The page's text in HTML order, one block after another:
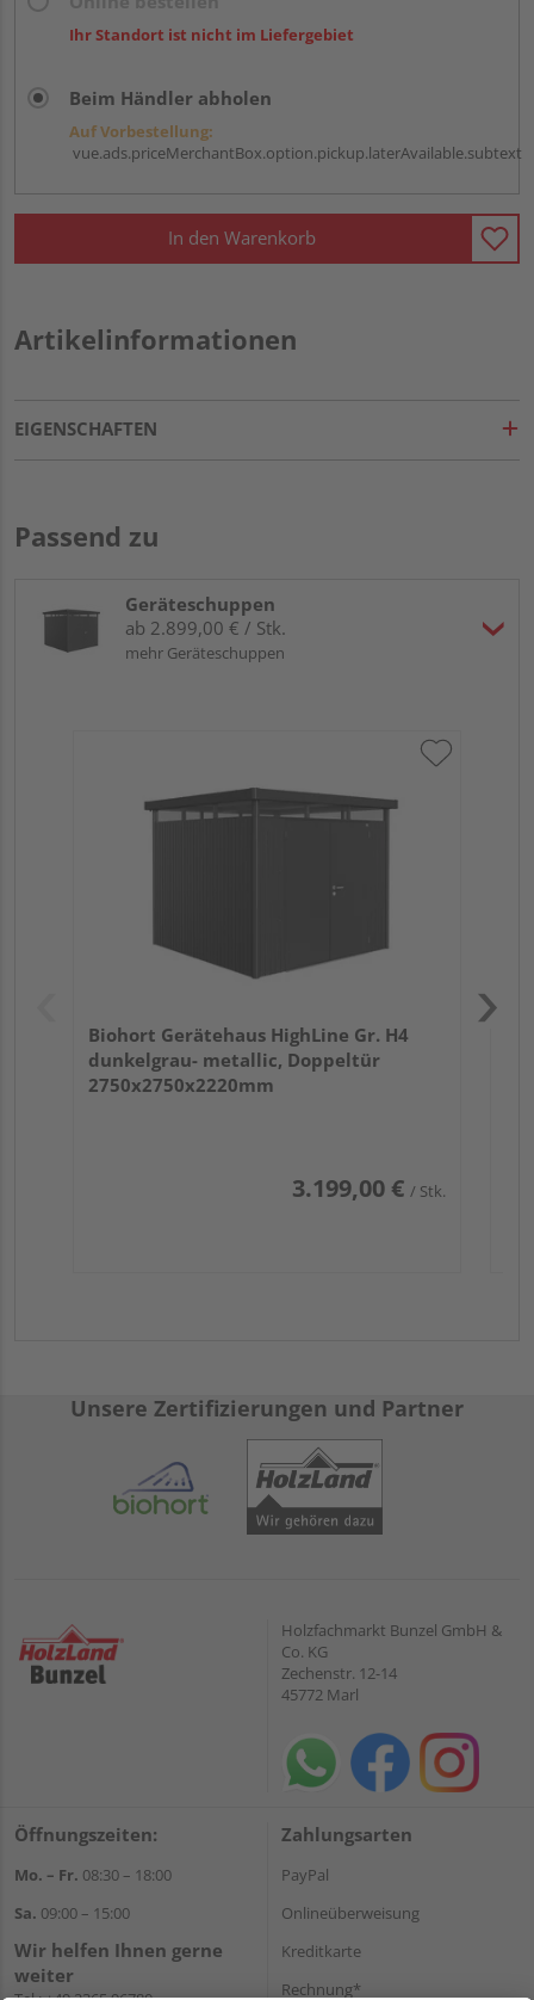
Ihr Standort ist nicht im Liefergebiet
Beim Händler abholen
Auf Vorbestellung:
vue.ads.priceMerchantBox.option.pickup.laterAvailable.subtext
In den Warenkorb
Artikelinformationen
EIGENSCHAFTEN
Passend zu
Geräteschuppen
ab 2.899,00 € / Stk.
mehr Geräteschuppen
Biohort Gerätehaus HighLine Gr. H4
dunkelgrau- metallic, Doppeltür
2750x2750x2220mm
3.199,00 € / Stk.
Unsere Zertifizierungen und Partner
Holzfachmarkt Bunzel GmbH &
Co. KG
Zechenstr. 12-14
45772 Marl
Öffnungszeiten:
Mo. – Fr. 08:30 – 18:00
Sa. 09:00 – 15:00
Wir helfen Ihnen gerne
weiter
Zahlungsarten
PayPal
Onlineüberweisung
Kreditkarte
Rechnung*